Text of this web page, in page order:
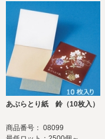
あぶらとり紙 鈴（10枚入）
商品番号： 08099